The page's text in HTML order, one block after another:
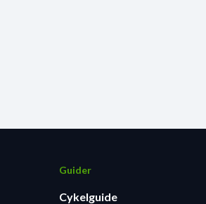
Guider
Cykelguide